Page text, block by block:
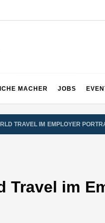
MACHER JOBS
TRAVEL IM EMPLOYER
Travel im